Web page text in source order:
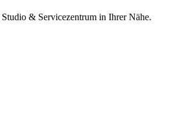
& Servicezentrum in Ihrer Nähe.